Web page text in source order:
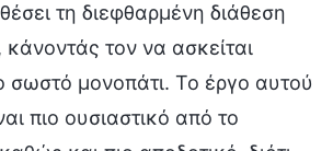
τη διεφθαρμένη διάθεση
τον να ασκείται
μονοπάτι. Το έργο αυτού
πιο ουσιαστικό από το